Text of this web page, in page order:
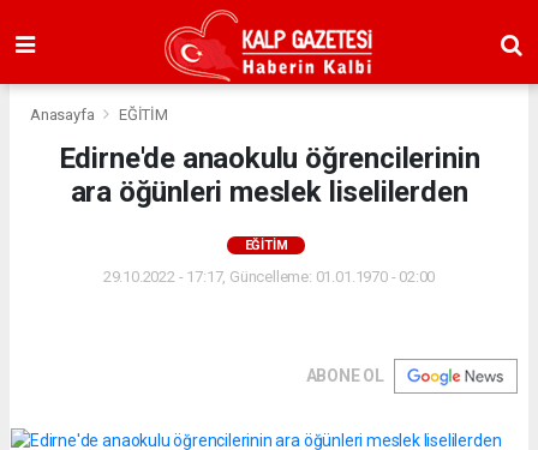
Anasayfa EĞİTİM
Edirne'de anaokulu öğrencilerinin
ara öğünleri meslek liselilerden
EĞİTİM
29.10.2022 - 17:17, Güncelleme: 01.01.1970 - 02:00
ABONE OL